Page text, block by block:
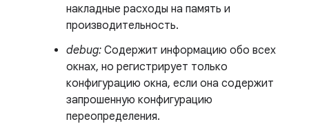
накладные расходы на память и
производительность.
debug: Содержит информацию обо всех
окнах, но регистрирует только
конфигурацию окна, если она содержит
запрошенную конфигурацию
переопределения.